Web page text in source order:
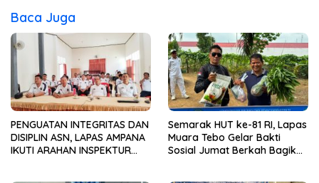
Baca Juga
PENGUATAN INTEGRITAS DAN
DISIPLIN ASN, LAPAS AMPANA
IKUTI ARAHAN INSPEKTUR
Semarak HUT ke-81 RI, Lapas
Muara Tebo Gelar Bakti
Sosial Jumat Berkah Bagikan